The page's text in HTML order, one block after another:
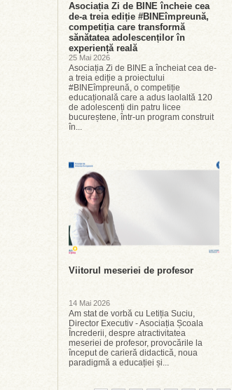
Asociația Zi de BINE încheie cea
de-a treia ediție #BINEîmpreună,
competiția care transformă
sănătatea adolescenților în
experiență reală
25 Mai 2026
Asociația Zi de BINE a încheiat cea de-
a treia ediție a proiectului
#BINEîmpreună, o competiție
educațională care a adus laolaltă 120
de adolescenți din patru licee
bucureștene, într-un program construit
în...
Viitorul meseriei de profesor
14 Mai 2026
Am stat de vorbă cu Letiția Suciu,
Director Executiv - Asociația Școala
Încrederii, despre atractivitatea
meseriei de profesor, provocările la
început de carieră didactică, noua
paradigmă a educației și...